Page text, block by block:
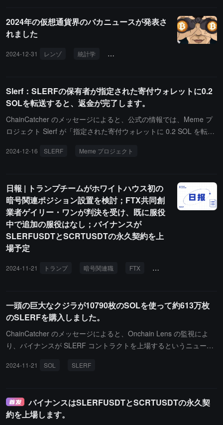
2024年の仮想通貨界のバカニュースが発表さ
れました
2024-12-31 レンゾ 統計学 北朝鮮ハッカー
Slerf：SLERFの保有者が指定された寄付ウォレットに0.2
SOLを転送すると、返金が完了します。
ChainCatcher のメッセージによると、公式の情報では、Meme プ
ロジェクト Slerf が「指定された寄付ウォレットに 0.2 SOL を転送
します。次に何が起こるか見てみましょう。」と述べています。
2024-12-16 SLERF Meme プロジェクト
日報 | トランプチームがホワイトハウス初の
暗号関連ポジション設置を検討；FTX共同創
業者ゲイリー・ワンが判決を受け、既に服役
中で追加の服役はなし；バイナンスが
SLERFUSDTとSCRTUSDTの永久契約を上
場予定
2024-11-21 トランプ 暗号関連職 FTX 孫宇晨
一頭の巨大なクジラが10790枚のSOLを使って約613万枚
のSLERFを購入しました。
ChainCatcher のメッセージによると、Onchain Lens の監視によ
り、バイナンスが SLERF コントラクトを上場するというニュース
ル）を費やして 6132123 枚の SLERF を購入した。
2024-11-21 SOL SLERF
バイナンスはSLERFUSDTとSCRTUSDTの永久契
約を上場します。